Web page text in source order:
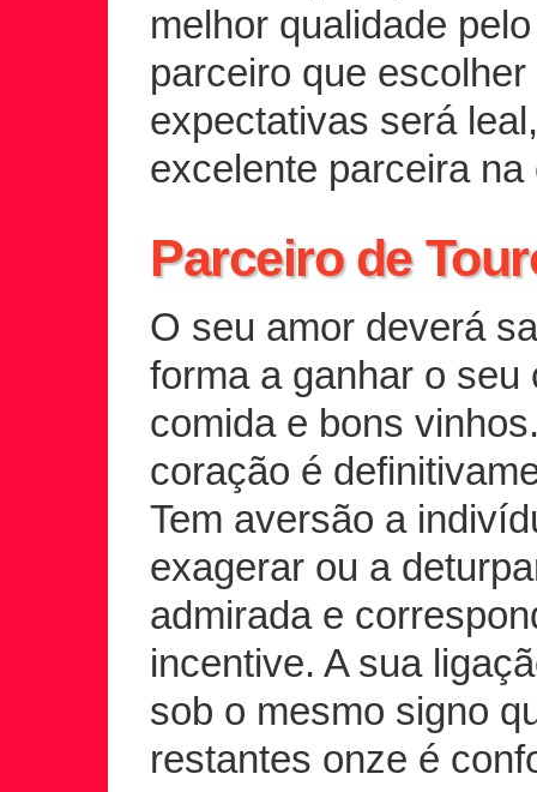
melhor qualidade
parceiro que
expectativas será
excelente parceira na
Parceiro de
O seu amor deverá
forma a ganhar o seu
comida e bons
coração é
Tem aversão a
exagerar ou a
admirada e
incentive. A sua
sob o mesmo signo
restantes onze é